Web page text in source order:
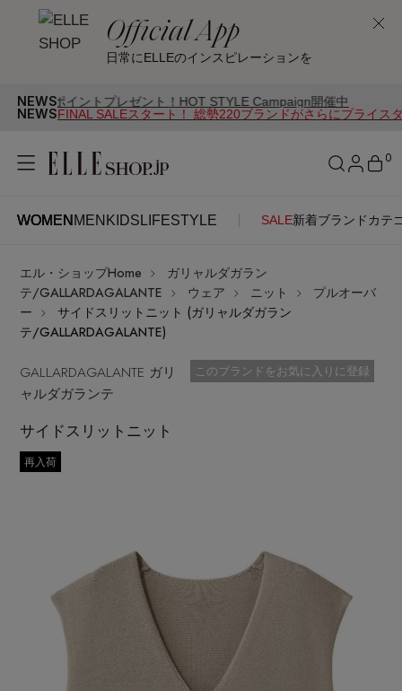
Official App
日常にELLEのインスピレーションを
NEWS
トプレゼント！HOT STYLE Campaign開催中
NEWSFINAL SALEスタート！ 総勢220ブランドがさらにプライス
WOMEN MEN KIDS LIFESTYLE SALE新着ブランド カテ
0
WOMENMENKIDSLIFESTYLE
ITEMS
最旬！トレンドワード
【予約】新作ウェアをチェック
ログイン
はじめてご利用の方
ご登録はこちら
SUPPORT
SEE RESULTS
エル・ショップHome
ガリャルダガラン
テ/GALLARDAGALANTE
ウェア ニット
プルオーバ
ー
サイドスリットニット (ガリャルダガラン
テ/GALLARDAGALANTE)
GALLARDAGALANTE ガリ
ャルダガランテ
お気に入り済
このブランドをお気に入りに登録
サイドスリットニット
再入荷